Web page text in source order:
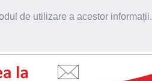
de utilizare a acestor informații.